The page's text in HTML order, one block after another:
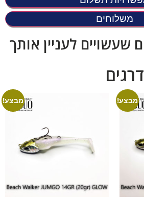
משלוחים
שעשויים לעניין אותך
מבצע! מבצע!